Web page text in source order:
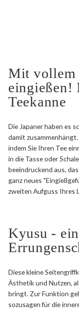
Mit vollem
eingießen!
Teekanne
Die Japaner haben es
damit
indem Sie Ihren Tee
in die Tasse oder
beeindruckend aus,
ganz neues
zweiten Aufguss Ihres
Kyusu -
Diese kleine
Ästhetik und Nutzen,
bringt. Zur Funktion
sozusagen für die